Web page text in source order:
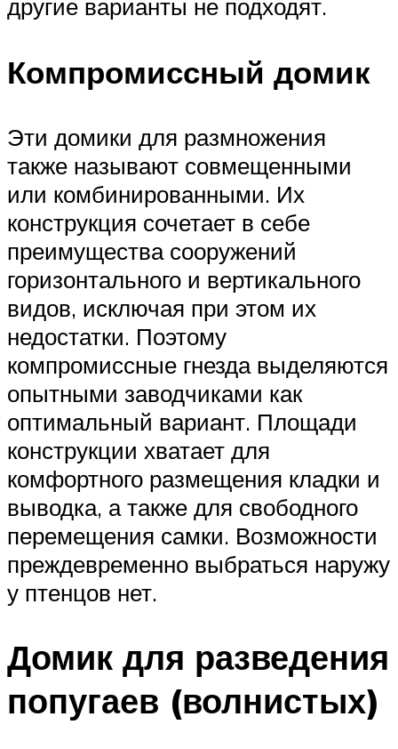
другие варианты не подходят.
Компромиссный домик
Эти домики для размножения
также называют совмещенными
или комбинированными. Их
конструкция сочетает в себе
преимущества сооружений
горизонтального и вертикального
видов, исключая при этом их
недостатки. Поэтому
компромиссные гнезда выделяются
опытными заводчиками как
оптимальный вариант. Площади
конструкции хватает для
комфортного размещения кладки и
выводка, а также для свободного
перемещения самки. Возможности
преждевременно выбраться наружу
у птенцов нет.
Домик для разведения
попугаев (волнистых)